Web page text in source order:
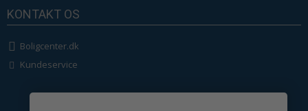
KONTAKT OS
Boligcenter.dk
Kundeservice